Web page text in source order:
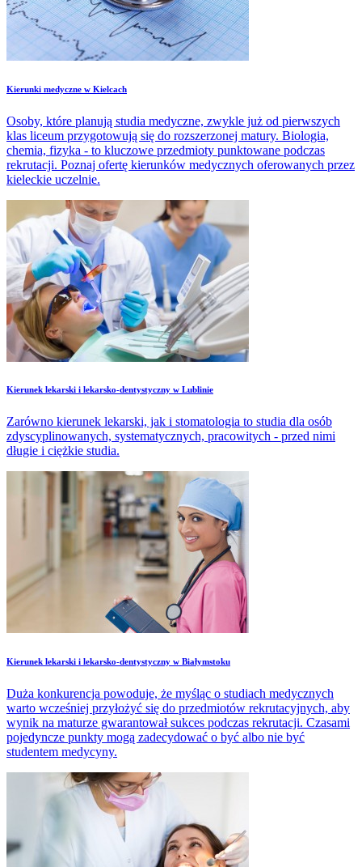
​Kierunki medyczne w Kielcach
Osoby, które planują studia medyczne, zwykle już od pierwszych
klas liceum przygotowują się do rozszerzonej matury. Biologia,
chemia, fizyka - to kluczowe przedmioty punktowane podczas
rekrutacji. Poznaj ofertę kierunków medycznych oferowanych przez
kieleckie uczelnie.
​Kierunek lekarski i lekarsko-dentystyczny w Lublinie
Zarówno kierunek lekarski, jak i stomatologia to studia dla osób
zdyscyplinowanych, systematycznych, pracowitych - przed nimi
długie i ciężkie studia.
​Kierunek lekarski i lekarsko-dentystyczny w Białymstoku
Duża konkurencja powoduje, że myśląc o studiach medycznych
warto wcześniej przyłożyć się do przedmiotów rekrutacyjnych, aby
wynik na maturze gwarantował sukces podczas rekrutacji. Czasami
pojedyncze punkty mogą zadecydować o być albo nie być
studentem medycyny.